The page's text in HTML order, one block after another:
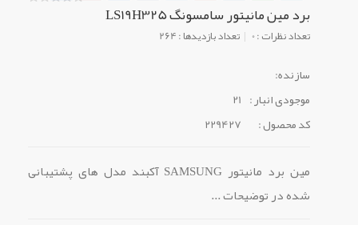
برد مین مانیتور سامسونگ LS19H325
تعداد نظرات : 0 تعداد بازدیدها : 264
سازنده:
موجودی انبار : 21
کد محصول :
229427
مین برد مانیتور SAMSUNG آکبند مدل های پشتیبانی
شده در توضیحات ...